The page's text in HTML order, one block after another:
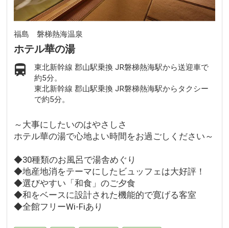
福島 磐梯熱海温泉
ホテル華の湯
東北新幹線 郡山駅乗換 JR磐梯熱海駅から送迎車で
約5分。
東北新幹線 郡山駅乗換 JR磐梯熱海駅からタクシー
で約5分。
～大事にしたいのはやさしさ
ホテル華の湯で心地よい時間をお過ごしください～
◆30種類のお風呂で湯舎めぐり
◆地産地消をテーマにしたビュッフェは大好評！
◆選びやすい「和食」のご夕食
◆和をベースに設計された機能的で寛げる客室
◆全館フリーWi-Fiあり